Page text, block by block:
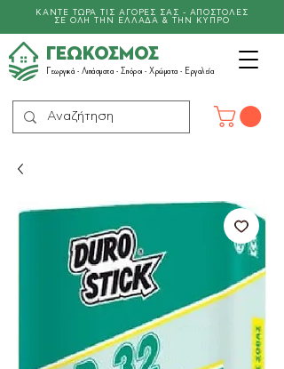
ΚΑΝΤΕ ΤΩΡΑ ΤΙΣ ΑΓΟΡΕΣ ΣΑΣ - ΑΠΟΣΤΟΛΕΣ
ΣΕ ΟΛΗ ΤΗΝ ΕΛΛΑΔΑ & ΤΗΝ ΚΥΠΡΟ
ΓΕΩΚΟΣΜΟΣ
Γεωργικά - Λιπάσματα - Σπόροι - Χρώματα - Εργαλεία